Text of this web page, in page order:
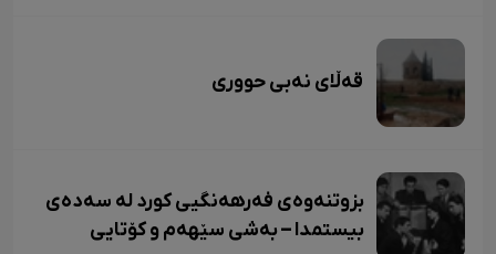
قەڵای نەبی حووری
بزوتنەوەی فەرهەنگیی کورد لە سەدەی
بیستمدا – بەشی سێهەم و کۆتایی